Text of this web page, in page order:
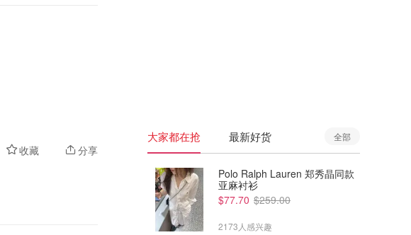
收藏 分享
大家都在抢 最新好货 全部
Polo Ralph Lauren 郑秀晶同款
亚麻衬衫
$77.70 $259.00
2173人感兴趣